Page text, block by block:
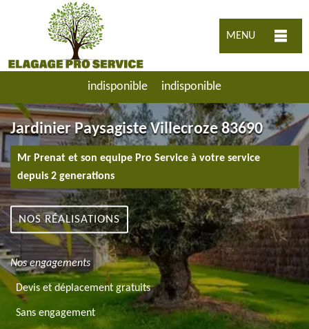
MENU
indisponible indisponible
Jardinier Paysagiste Villecroze 83690
Mr Prenat et son equipe Pro Service à votre service
depuis 2 generations
NOS RÉALISATIONS
Nos engagements
Devis et déplacement gratuits
Sans engagement